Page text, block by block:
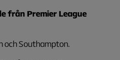
från Premier League
och Southampton.